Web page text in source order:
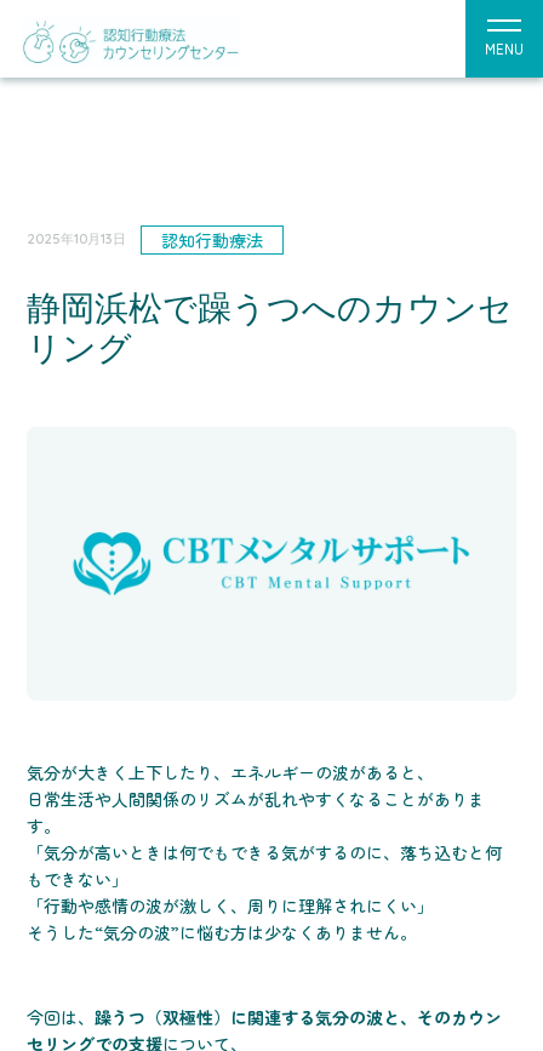
MENU
2025年10月13日 認知行動療法
静岡浜松で躁うつへのカウンセ
リング
気分が大きく上下したり、エネルギーの波があると、
日常生活や人間関係のリズムが乱れやすくなることがありま
す。
「気分が高いときは何でもできる気がするのに、落ち込むと何
もできない」
「行動や感情の波が激しく、周りに理解されにくい」
そうした“気分の波”に悩む方は少なくありません。
今回は、躁うつ（双極性）に関連する気分の波と、そのカウン
セリングでの支援について、